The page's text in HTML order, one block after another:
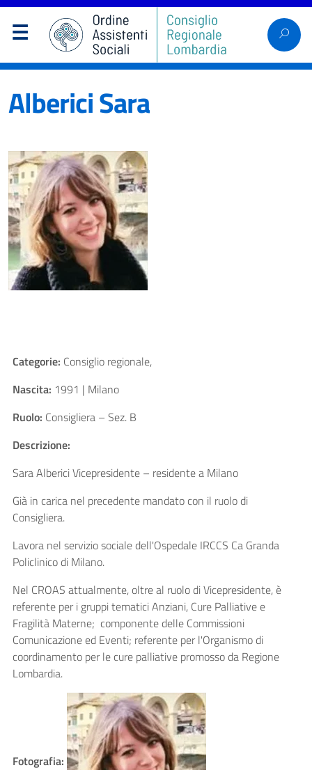
Alberici Sara
Categorie: Consiglio regionale,
Nascita: 1991 | Milano
Ruolo: Consigliera – Sez. B
Descrizione:
Sara Alberici Vicepresidente – residente a Milano
Già in carica nel precedente mandato con il ruolo di
Consigliera.
Lavora nel servizio sociale dell'Ospedale IRCCS Ca Granda
Policlinico di Milano.
Nel CROAS attualmente, oltre al ruolo di Vicepresidente, è
referente per i gruppi tematici Anziani, Cure Palliative e
Fragilità Materne; componente delle Commissioni
Comunicazione ed Eventi; referente per l'Organismo di
coordinamento per le cure palliative promosso da Regione
Lombardia.
Fotografia: